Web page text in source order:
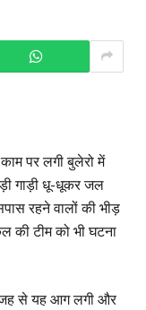
पर लगी बुलेरो में
गाड़ी धू-धूकर जल
रहने वालों की भीड़
की टीम को भी घटना
वजह से यह आग लगी और